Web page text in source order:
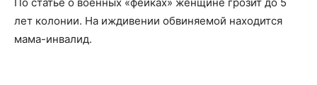
лет колонии. На иждивении обвиняемой находится
мама-инвалид.